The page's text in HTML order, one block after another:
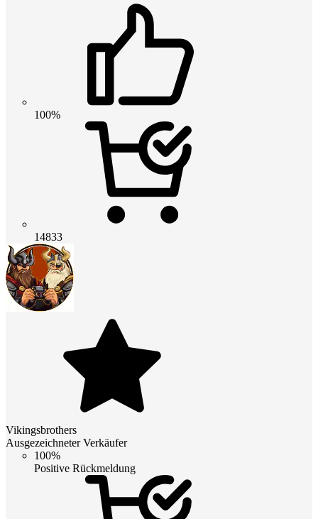
100%
14833
Vikingsbrothers
Ausgezeichneter Verkäufer
100%
Positive Rückmeldung